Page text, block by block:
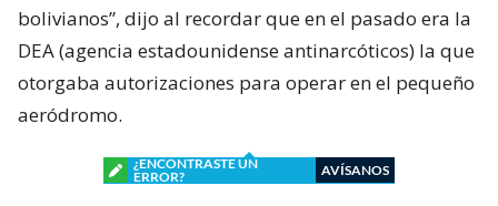
bolivianos”, dijo al recordar que en el pasado era la
DEA (agencia estadounidense antinarcóticos) la que
otorgaba autorizaciones para operar en el pequeño
aeródromo.
¿ENCONTRASTE UN
ERROR?
AVÍSANOS